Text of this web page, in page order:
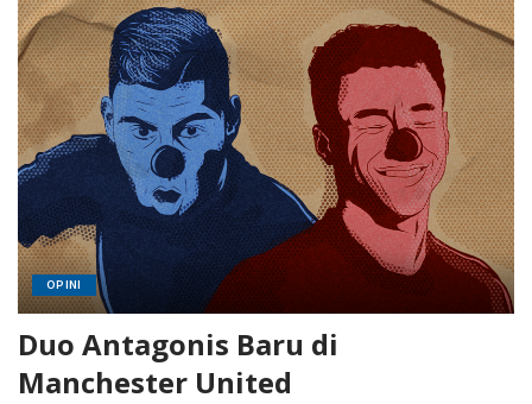
OPINI
Duo Antagonis Baru di
Manchester United